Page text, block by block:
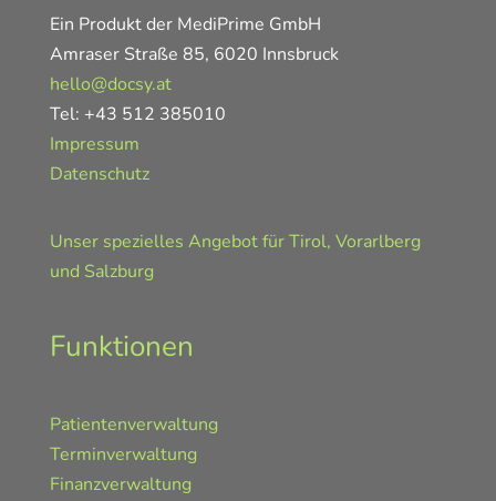
Ein Produkt der MediPrime GmbH
Amraser Straße 85, 6020 Innsbruck
hello@docsy.at
Tel: +43 512 385010
Impressum
Datenschutz
Unser spezielles Angebot für Tirol, Vorarlberg
und Salzburg
Funktionen
Patientenverwaltung
Terminverwaltung
Finanzverwaltung